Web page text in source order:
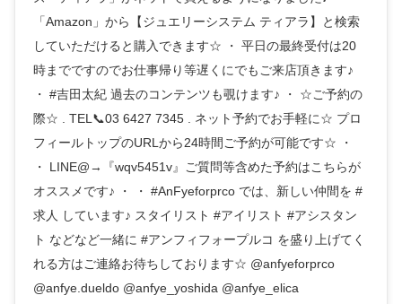
「Amazon」から【ジュエリーシステム ティアラ】と検索
していただけると購入できます☆ ・ 平日の最終受付は20
時までですのでお仕事帰り等遅くにでもご来店頂きます♪
・ #吉田太紀 過去のコンテンツも覗けます♪ ・ ☆ご予約の
際☆ . TEL📞03 6427 7345 . ネット予約でお手軽に☆ プロ
フィールトップのURLから24時間ご予約が可能です☆ ・
・ LINE@→『wqv5451v』ご質問等含めた予約はこちらが
オススメです♪ ・ ・ #AnFyeforprco では、新しい仲間を #
求人 しています♪ スタイリスト #アイリスト #アシスタン
ト などなど一緒に #アンフィフォープルコ を盛り上げてく
れる方はご連絡お待ちしております☆ @anfyeforprco
@anfye.dueldo @anfye_yoshida @anfye_elica